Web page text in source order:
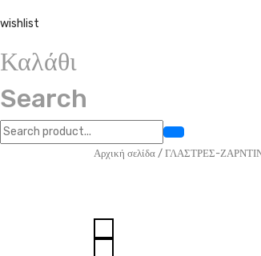
wishlist
Καλάθι
Search
Αρχική σελίδα / ΓΛΑΣΤΡΕΣ-